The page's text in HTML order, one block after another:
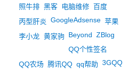
照牛排 黑客 电脑维修 百度
丙型肝炎 GoogleAdsense 苹果
李小龙 黄家驹 Beyond ZBlog
QQ个性签名
QQ农场 腾讯QQ qq帮助 3GQQ